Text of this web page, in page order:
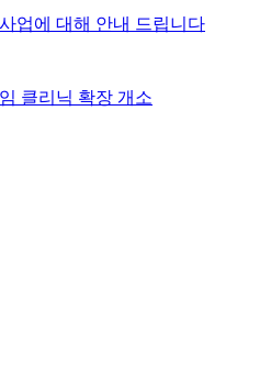
업에 대해 안내 드립니다
클리닉 확장 개소